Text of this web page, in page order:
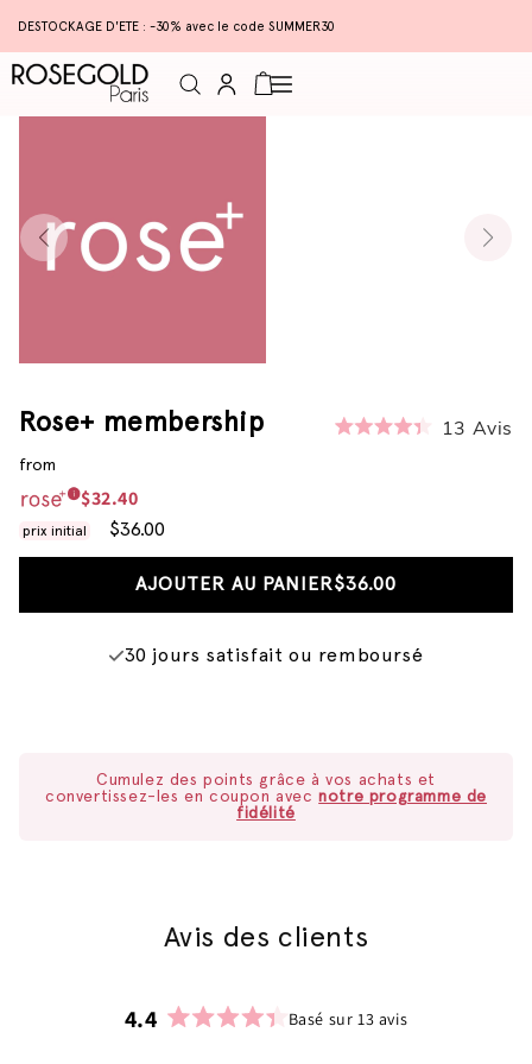
DESTOCKAGE D'ETE : -30% avec le code SUMMER30
ConnexionPanier
Rose+ membership
from
$32.40
$36.00
13 Avis
AJOUTER AU PANIER$36.00
30 jours satisfait ou remboursé
Cumulez des points grâce à vos achats et
convertissez-les en coupon avecnotre programme de
fidélité
Avis des clients
4.4 Basé sur 13 avis